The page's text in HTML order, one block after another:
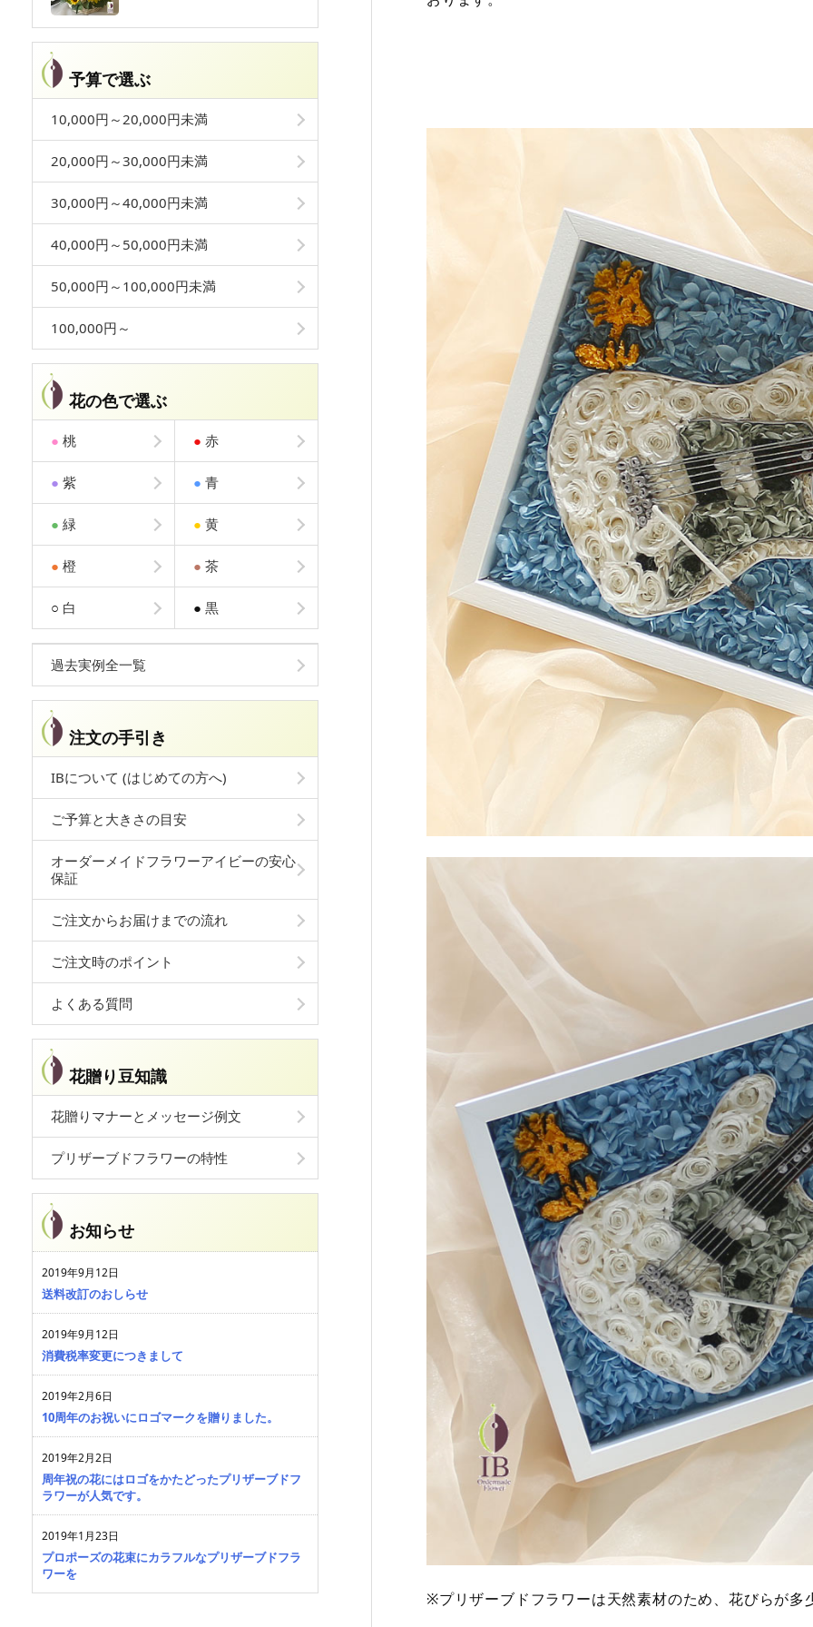
※プリザーブドフラワーは天然素材のため、花びらが多
予算で選ぶ
10,000円～20,000円未満
20,000円～30,000円未満
30,000円～40,000円未満
40,000円～50,000円未満
50,000円～100,000円未満
100,000円～
花の色で選ぶ
● 桃 ● 赤
● 紫 ● 青
● 緑 ● 黄
● 橙 ● 茶
○ 白 ● 黒
過去実例全一覧
注文の手引き
IBについて (はじめての方へ)
ご予算と大きさの目安
オーダーメイドフラワーアイビーの安心
保証
ご注文からお届けまでの流れ
ご注文時のポイント
よくある質問
花贈り豆知識
花贈りマナーとメッセージ例文
プリザーブドフラワーの特性
お知らせ
2019年9月12日
送料改訂のおしらせ
2019年9月12日
消費税率変更につきまして
2019年2月6日
10周年のお祝いにロゴマークを贈りました。
2019年2月2日
周年祝の花にはロゴをかたどったプリザーブドフ
ラワーが人気です。
2019年1月23日
プロポーズの花束にカラフルなプリザーブドフラ
ワーを